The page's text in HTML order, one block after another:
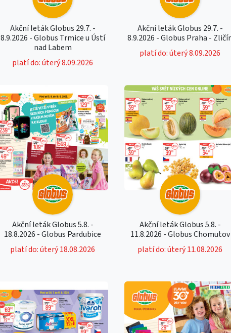
Akční leták Globus 29.7. -
8.9.2026 - Globus Trmice u Ústí
nad Labem
platí do: úterý 8.09.2026
Akční leták Globus 29.7. -
8.9.2026 - Globus Praha -
platí do: úterý 8.09.2026
Akční leták Globus 5.8. -
18.8.2026 - Globus Pardubice
platí do: úterý 18.08.2026
Akční leták Globus 5.8. -
11.8.2026 - Globus Chomutov
platí do: úterý 11.08.2026